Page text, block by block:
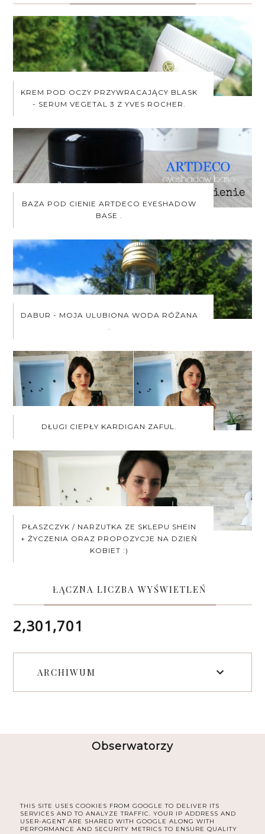
KREM POD OCZY PRZYWRACAJĄCY BLASK
- SERUM VEGETAL 3 Z YVES ROCHER.
BAZA POD CIENIE ARTDECO EYESHADOW
BASE .
DABUR - MOJA ULUBIONA WODA RÓŻANA
.
DŁUGI CIEPŁY KARDIGAN ZAFUL.
PŁASZCZYK / NARZUTKA ZE SKLEPU SHEIN
+ ŻYCZENIA ORAZ PROPOZYCJE NA DZIEŃ
KOBIET :)
ŁĄCZNA LICZBA WYŚWIETLEŃ
2,301,701
ARCHIWUM
Obserwatorzy
THIS SITE USES COOKIES FROM GOOGLE TO DELIVER ITS
SERVICES AND TO ANALYZE TRAFFIC. YOUR IP ADDRESS AND
USER-AGENT ARE SHARED WITH GOOGLE ALONG WITH
PERFORMANCE AND SECURITY METRICS TO ENSURE QUALITY